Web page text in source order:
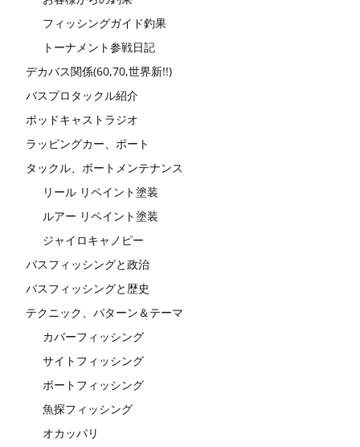
フィッシングガイド釣果
トーナメント参戦日記
デカバス関係(60,70,世界新!!)
バスプロタックル紹介
ポッドキャストラジオ
ラッピングカー、ボート
タックル、ボートメンテナンス
リール リペイント塗装
ルアー リペイント塗装
ジャイロキャノピー
バスフィッシングと政治
バスフィッシングと歴史
テクニック、パターン＆テーマ
カバーフィッシング
サイトフィッシング
ボートフィッシング
魚探フィッシング
オカッパリ